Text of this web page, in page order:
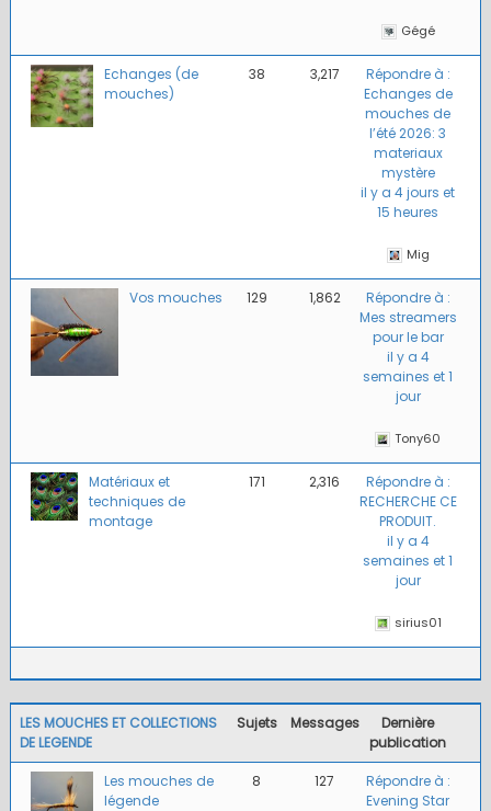
Gégé
Echanges (de
mouches)
38 3,217
Répondre à :
Echanges de
mouches de
l’été 2026: 3
materiaux
mystère
il y a 4 jours et
15 heures
Mig
Vos mouches 129 1,862
Répondre à :
Mes streamers
pour le bar
il y a 4
semaines et 1
jour
Tony60
Matériaux et
techniques de
montage
171 2,316
Répondre à :
RECHERCHE CE
PRODUIT.
il y a 4
semaines et 1
jour
sirius01
LES MOUCHES ET COLLECTIONS
DE LEGENDE
Sujets Messages
Dernière
publication
Les mouches de
légende
8 127
Répondre à :
Evening Star